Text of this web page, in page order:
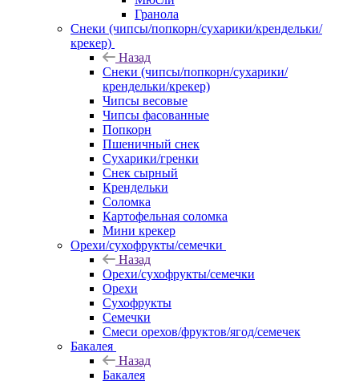
Гранола
Снеки (чипсы/попкорн/сухарики/крендельки/
крекер)
Назад
Снеки (чипсы/попкорн/сухарики/
крендельки/крекер)
Чипсы весовые
Чипсы фасованные
Попкорн
Пшеничный снек
Сухарики/гренки
Снек сырный
Крендельки
Соломка
Картофельная соломка
Мини крекер
Орехи/сухофрукты/семечки
Назад
Орехи/сухофрукты/семечки
Орехи
Сухофрукты
Семечки
Смеси орехов/фруктов/ягод/семечек
Бакалея
Назад
Бакалея